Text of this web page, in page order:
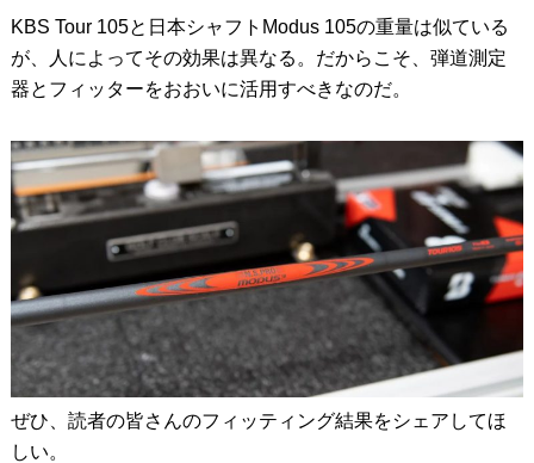
KBS Tour 105と日本シャフトModus 105の重量は似ている
が、人によってその効果は異なる。だからこそ、弾道測定
器とフィッターをおおいに活用すべきなのだ。
ぜひ、読者の皆さんのフィッティング結果をシェアしてほ
しい。